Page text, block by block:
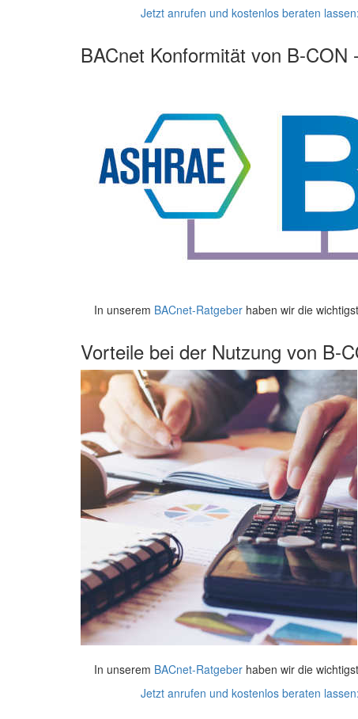
Jetzt anrufen und kostenlos beraten
BACnet Konformität von B-
In unserem BACnet-Ratgeberhaben wir die
Vorteile bei der Nutzung von B-
In unserem BACnet-Ratgeberhaben wir die
Jetzt anrufen und kostenlos beraten